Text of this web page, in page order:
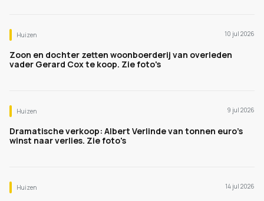
Huizen 10 jul 2026
Zoon en dochter zetten woonboerderij van overleden
vader Gerard Cox te koop. Zie foto's
Huizen 9 jul 2026
Dramatische verkoop: Albert Verlinde van tonnen euro's
winst naar verlies. Zie foto's
Huizen 14 jul 2026